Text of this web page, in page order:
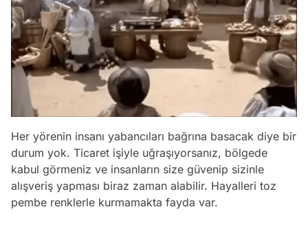
Her yörenin insanı yabancıları bağrına basacak diye bir
durum yok. Ticaret işiyle uğraşıyorsanız, bölgede
kabul görmeniz ve insanların size güvenip sizinle
alışveriş yapması biraz zaman alabilir. Hayalleri toz
pembe renklerle kurmamakta fayda var.